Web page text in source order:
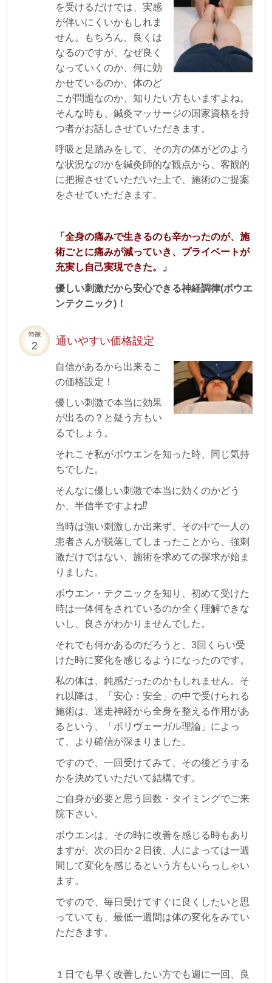
を受けるだけでは、実感
が伴いにくいかもしれま
せん。もちろん、良くは
なるのですが、なぜ良く
なっていくのか、何に効
かせているのか、体のど
こが問題なのか、知りたい方もいますよね。
そんな時も、鍼灸マッサージの国家資格を持
つ者がお話しさせていただきます。
呼吸と足踏みをして、その方の体がどのよう
な状況なのかを鍼灸師的な観点から、客観的
に把握させていただいた上で、施術のご提案
をさせていただきます。
「全身の痛みで生きるのも辛かったのが、施
術ごとに痛みが減っていき、プライベートが
充実し自己実現できた。」
優しい刺激だから安心できる神経調律(ボウエ
ンテクニック)！
通いやすい価格設定
自信があるから出来るこ
の価格設定！
優しい刺激で本当に効果
が出るの？と疑う方もい
るでしょう。
それこそ私がボウエンを知った時、同じ気持
ちでした。
そんなに優しい刺激で本当に効くのかどう
か、半信半ですよね⁉️
当時は強い刺激しか出来ず、その中で一人の
患者さんが脱落してしまったことから、強刺
激だけではない、施術を求めての探求が始ま
りました。
ボウエン・テクニックを知り、初めて受けた
時は一体何をされているのか全く理解できな
いし、良さがわかりませんでした。
それでも何かあるのだろうと、3回くらい受
けた時に変化を感じるようになったのです。
私の体は、鈍感だったのかもしれません。そ
れ以降は、「安心：安全」の中で受けられる
施術は、迷走神経から全身を整える作用があ
るという、「ポリヴェーガル理論」によっ
て、より確信が深まりました。
ですので、一回受けてみて、その後どうする
かを決めていただいて結構です。
ご自身が必要と思う回数・タイミングでご来
院下さい。
ボウエンは、その時に改善を感じる時もあり
ますが、次の日か２日後、人によっては一週
間して変化を感じるという方もいらっしゃい
ます。
ですので、毎日受けてすぐに良くしたいと思
っていても、最低一週間は体の変化をみてい
ただきます。
１日でも早く改善したい方でも週に一回、良